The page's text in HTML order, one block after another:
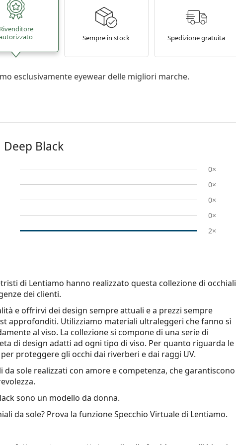
Rivenditore
Sempre in stock Spedizione gratuita
esclusivamente eyewear delle migliori marche.
Deep Black
0×
0×
0×
0×
2×
di Lentiamo hanno realizzato questa collezione di occhiali
dei clienti.
e offrirvi dei design sempre attuali e a prezzi sempre
approfonditi. Utilizziamo materiali ultraleggeri che fanno sì
al viso. La collezione si compone di una serie di
di design adatti ad ogni tipo di viso. Per quanto riguarda le
proteggere gli occhi dai riverberi e dai raggi UV.
sole realizzati con amore e competenza, che garantiscono
sono un modello da donna.
da sole? Prova la funzione Specchio Virtuale di Lentiamo.